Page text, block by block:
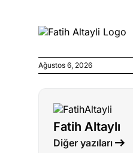
Ağustos 6, 2026
Fatih Altaylı
Diğer yazıları